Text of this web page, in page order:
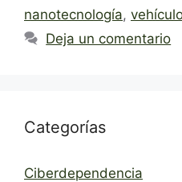
nanotecnología,
Deja un comentario
Categorías
Ciberdependencia